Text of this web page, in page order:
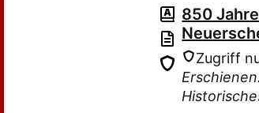
850
Zugriff